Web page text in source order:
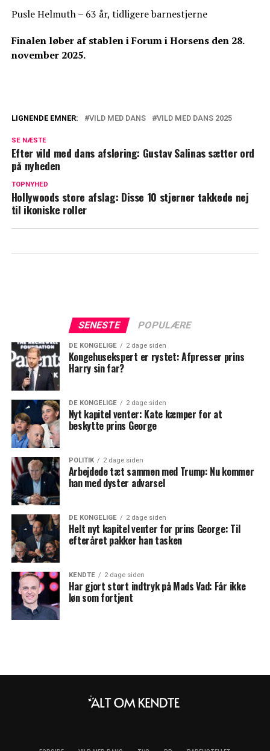
Pusle Helmuth – 63 år, tidligere barnestjerne
Finalen løber af stablen i Forum i Horsens den 28.
november 2025.
Sætter ord på ny dansepartner
TV 2 deler dejligt nyt: Disse seerfavoritter
LIGNENDE EMNER: VILD MED DANS VILD MED DANS 2025
SE NÆSTE
Efter vild med dans afsløring: Gustav Salinas sætter ord
på nyheden
TOPNYHED
Hollywoods store afslag: Disse 10 stjerner takkede nej
til ikoniske roller
SENESTE POPULÆRE
DE KONGELIGE 2 dage siden
Kongehusekspert er rystet: Afpresser prins
Harry sin far?
DE KONGELIGE 2 dage siden
Nyt kapitel venter: Kate kæmper for at
beskytte prins George
POLITIK 2 dage siden
Arbejdede tæt sammen med Trump: Nu kommer
han med dyster advarsel
DE KONGELIGE 2 dage siden
Helt nyt kapitel venter for prins George: Til
efteråret pakker han tasken
KENDTE 2 dage siden
Har gjort stort indtryk på Mads Vad: Får ikke
løn som fortjent